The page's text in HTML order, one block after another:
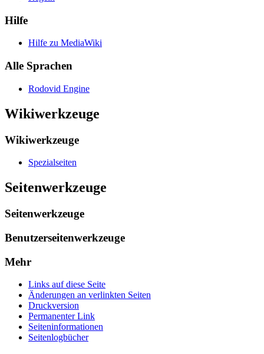
Hilfe
Hilfe zu MediaWiki
Alle Sprachen
Rodovid Engine
Wikiwerkzeuge
Wikiwerkzeuge
Spezialseiten
Seitenwerkzeuge
Seitenwerkzeuge
Benutzerseitenwerkzeuge
Mehr
Links auf diese Seite
Änderungen an verlinkten Seiten
Druckversion
Permanenter Link
Seiten­­informationen
Seitenlogbücher